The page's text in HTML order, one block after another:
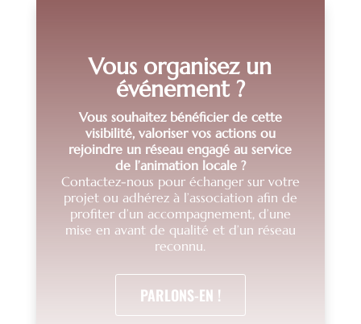
Vous organisez un
événement ?
Vous souhaitez bénéficier de cette
visibilité, valoriser vos actions ou
rejoindre un réseau engagé au service
de l’animation locale ?
Contactez-nous pour échanger sur votre
projet ou adhérez à l’association afin de
profiter d’un accompagnement, d’une
mise en avant de qualité et d’un réseau
reconnu.
PARLONS-EN !